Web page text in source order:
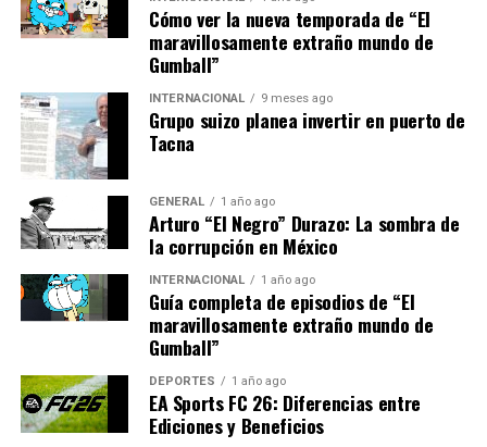
En comparación con crisis anteriores, la actual se ve
agravada por la globalización de los mercados
energéticos y la interconexión de las economías.
Durante la crisis del petróleo en los años 70, el enfoque
estaba en el petróleo, pero hoy en día, el gas natural
juega un papel crucial en la matriz energética de
Europa.
Implicaciones y Soluciones
Futuras
La crisis energética no solo afecta a los precios, sino que
también tiene implicaciones políticas y sociales
significativas. Los gobiernos europeos están bajo presión
para encontrar soluciones que alivien el impacto en los
hogares más vulnerables y las pequeñas empresas.
Cómo ver la nueva temporada de “El
maravillosamente extraño mundo de
Gumball”
INTERNACIONAL 9 meses ago
Grupo suizo planea invertir en puerto de
Tacna
GENERAL 1 año ago
Arturo “El Negro” Durazo: La sombra de
la corrupción en México
INTERNACIONAL 1 año ago
Guía completa de episodios de “El
maravillosamente extraño mundo de
Gumball”
DEPORTES 1 año ago
EA Sports FC 26: Diferencias entre
Ediciones y Beneficios